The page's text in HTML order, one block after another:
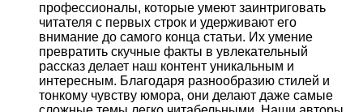
профессионалы, которые умеют заинтриговать
читателя с первых строк и удерживают его
внимание до самого конца статьи. Их умение
превратить скучные факты в увлекательный
рассказ делает наш контент уникальным и
интересным. Благодаря разнообразию стилей и
тонкому чувству юмора, они делают даже самые